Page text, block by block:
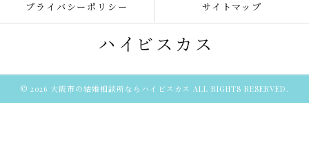
プライバシーポリシー サイトマップ
© 2026 大阪市の結婚相談所ならハイビスカス ALL RIGHTS RESERVED.